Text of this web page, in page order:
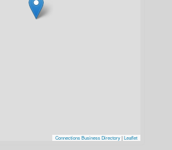
Connections Business Directory|Leaflet